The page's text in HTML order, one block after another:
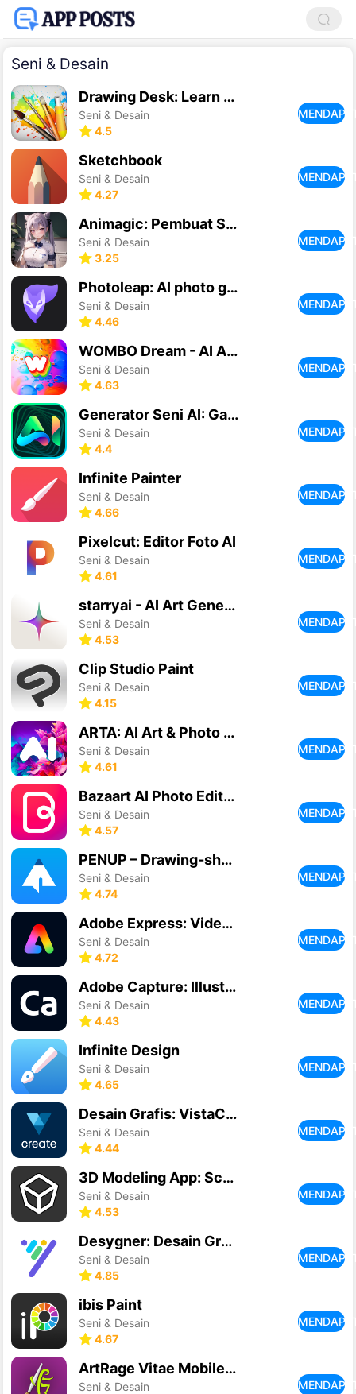
Seni & Desain
Drawing Desk: Learn to Draw
Seni & Desain
4.5
Sketchbook
Seni & Desain
4.27
Animagic: Pembuat Seni Anime
Seni & Desain
3.25
Photoleap: AI photo generator
Seni & Desain
4.46
WOMBO Dream - AI Art Generator
Seni & Desain
4.63
Generator Seni AI: Gambar Foto
Seni & Desain
4.4
Infinite Painter
Seni & Desain
4.66
Pixelcut: Editor Foto AI
Seni & Desain
4.61
starryai - AI Art Generator
Seni & Desain
4.53
Clip Studio Paint
Seni & Desain
4.15
ARTA: AI Art & Photo Generator
Seni & Desain
4.61
Bazaart AI Photo Editor Design
Seni & Desain
4.57
PENUP – Drawing-sharing SNS
Seni & Desain
4.74
Adobe Express: Video & Foto
Seni & Desain
4.72
Adobe Capture: Illustrator,Ps
Seni & Desain
4.43
Infinite Design
Seni & Desain
4.65
Desain Grafis: VistaCreate
Seni & Desain
4.44
3D Modeling App: Sculpt & Draw
Seni & Desain
4.53
Desygner: Desain Grafis & Foto
Seni & Desain
4.85
ibis Paint
Seni & Desain
4.67
ArtRage Vitae Mobile Painting
Seni & Desain